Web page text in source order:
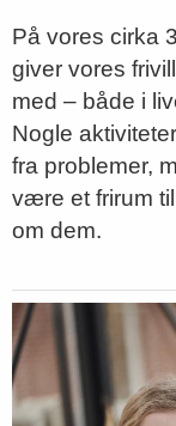
På vores cirka
giver vores
med – både i
Nogle
fra problemer,
være et frirum
om dem.